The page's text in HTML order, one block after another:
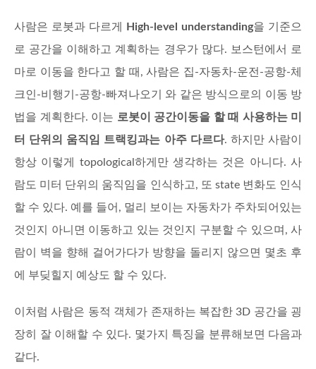
사람은 로봇과 다르게 High-level understanding을 기준으
로 공간을 이해하고 계획하는 경우가 많다. 보스턴에서 로
마로 이동을 한다고 할 때, 사람은 집-자동차-운전-공항-체
크인-비행기-공항-빠져나오기 와 같은 방식으로의 이동 방
법을 계획한다. 이는 로봇이 공간이동을 할 때 사용하는 미
터 단위의 움직임 트랙킹과는 아주 다르다. 하지만 사람이
항상 이렇게 topological하게만 생각하는 것은 아니다. 사
람도 미터 단위의 움직임을 인식하고, 또 state 변화도 인식
할 수 있다. 예를 들어, 멀리 보이는 자동차가 주차되어있는
것인지 아니면 이동하고 있는 것인지 구분할 수 있으며, 사
람이 벽을 향해 걸어가다가 방향을 돌리지 않으면 몇초 후
에 부딪힐지 예상도 할 수 있다.
이처럼 사람은 동적 객체가 존재하는 복잡한 3D 공간을 굉
장히 잘 이해할 수 있다. 몇가지 특징을 분류해보면 다음과
같다.